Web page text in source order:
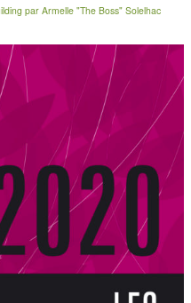
par Armelle "The Boss" Solelhac